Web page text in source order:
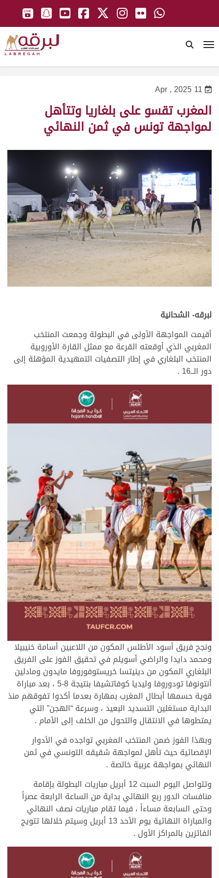
11 Apr , 2025
المغرب تقسو على بلغاريا وتتأهل
لمواجهة تونس في ثمن النهائي
لبرقه- الشحانية
أقيمت المواجهة الأولى في البطولة وجمعت المنتخب
المغربي الذي أوقعته القرعة مع ممثل القارة الأوروبية
المنتخب البلغاري في إطار التصفيات التمهيدية المؤهلة إلى
دور الــ16 .
ونجح فريق أسود الأطلس المكون من اللاعبين أسامة خنيبيلا
ومحمد دايدا والراضي أسويلم في تحقيق الفوز على الفريق
البلغاري المكون من دينيتسا خريستوفوروفا مايدون ومادلين
أنتونوفا تودوروفا وليديا كوفاتشيفا بنتيجة 8-5 ، بعد مباراة
قوية حسمها أبطال المغرب بمهارة بعدما أكدوا تفوقهم منذ
البداية مستغلين التسديد البعيد ، وسرعة “الهجن” التي
يمتطوها في الانتقال والتحول من الخلف إلى الأمام .
وبهذا الفوز ضمن المنتخب المغربي تواجده في الأدوار
الإقصائية حيث تأهل لمواجهة شقيقه التونسي في ثمن
النهائي بمواجهة عربية خالصة .
وتتواصل اليوم السبت 12 أبريل مباريات البطولة بإقامة
منافسات الدور ربع النهائي بداية من الساعة الرابعة عصراً
وحتى السابعة مساءاً ، فيما تقام مباريات نصف النهائي
والمباراة النهائية يوم الأحد 13 أبريل وسيتم خلالها تتويج
الفائزين بالمراكز الأول .